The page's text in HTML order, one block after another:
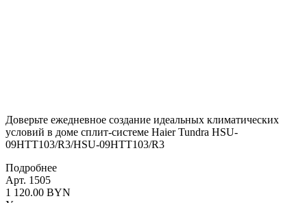
Доверьте ежедневное создание идеальных климатических
условий в доме сплит-системе Haier Tundra HSU-
09HTT103/R3/HSU-09HTT103/R3
Подробнее
Арт. 1505
1 120.00 BYN